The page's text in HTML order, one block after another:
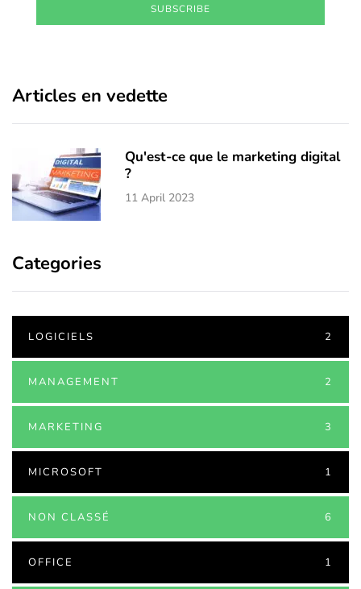
SUBSCRIBE
Articles en vedette
Qu'est-ce que le marketing digital
?
11 April 2023
Categories
LOGICIELS 2
MANAGEMENT 2
MARKETING 3
MICROSOFT 1
NON CLASSÉ 6
OFFICE 1